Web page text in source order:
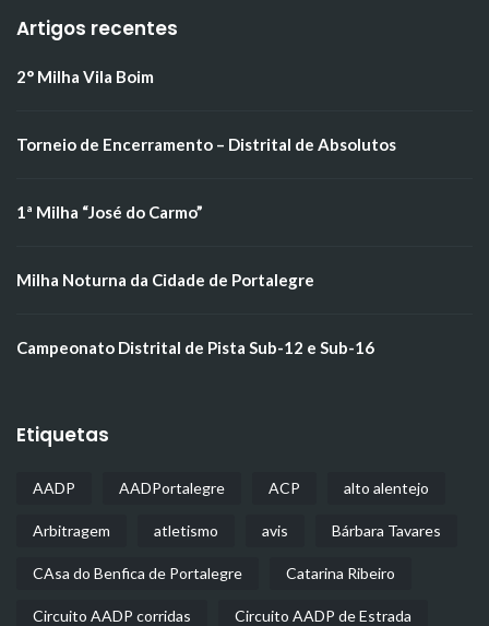
Artigos recentes
2° Milha Vila Boim
Torneio de Encerramento – Distrital de Absolutos
1ª Milha “José do Carmo”
Milha Noturna da Cidade de Portalegre
Campeonato Distrital de Pista Sub-12 e Sub-16
Etiquetas
AADP AADPortalegre ACP alto alentejo
Arbitragem atletismo avis Bárbara Tavares
CAsa do Benfica de Portalegre Catarina Ribeiro
Circuito AADP corridas Circuito AADP de Estrada